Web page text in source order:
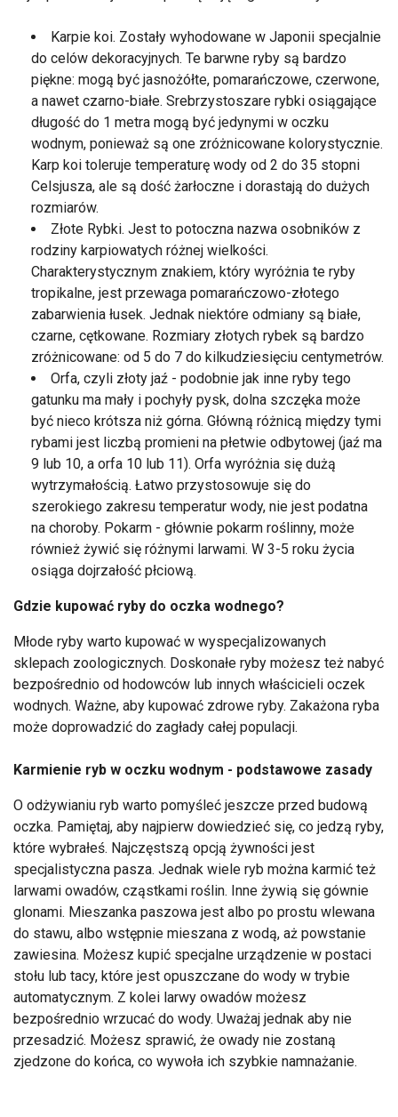
Karpie koi. Zostały wyhodowane w Japonii specjalnie
do celów dekoracyjnych. Te barwne ryby są bardzo
piękne: mogą być jasnożółte, pomarańczowe, czerwone,
a nawet czarno-białe. Srebrzystoszare rybki osiągające
długość do 1 metra mogą być jedynymi w oczku
wodnym, ponieważ są one zróżnicowane kolorystycznie.
Karp koi toleruje temperaturę wody od 2 do 35 stopni
Celsjusza, ale są dość żarłoczne i dorastają do dużych
rozmiarów.
Złote Rybki. Jest to potoczna nazwa osobników z
rodziny karpiowatych różnej wielkości.
Charakterystycznym znakiem, który wyróżnia te ryby
tropikalne, jest przewaga pomarańczowo-złotego
zabarwienia łusek. Jednak niektóre odmiany są białe,
czarne, cętkowane. Rozmiary złotych rybek są bardzo
zróżnicowane: od 5 do 7 do kilkudziesięciu centymetrów.
Orfa, czyli złoty jaź - podobnie jak inne ryby tego
gatunku ma mały i pochyły pysk, dolna szczęka może
być nieco krótsza niż górna. Główną różnicą między tymi
rybami jest liczbą promieni na płetwie odbytowej (jaź ma
9 lub 10, a orfa 10 lub 11). Orfa wyróżnia się dużą
wytrzymałością. Łatwo przystosowuje się do
szerokiego zakresu temperatur wody, nie jest podatna
na choroby. Pokarm - głównie pokarm roślinny, może
również żywić się różnymi larwami. W 3-5 roku życia
osiąga dojrzałość płciową.
Gdzie kupować ryby do oczka wodnego?
Młode ryby warto kupować w wyspecjalizowanych
sklepach zoologicznych. Doskonałe ryby możesz też nabyć
bezpośrednio od hodowców lub innych właścicieli oczek
wodnych. Ważne, aby kupować zdrowe ryby. Zakażona ryba
może doprowadzić do zagłady całej populacji.
Karmienie ryb w oczku wodnym - podstawowe zasady
O odżywianiu ryb warto pomyśleć jeszcze przed budową
oczka. Pamiętaj, aby najpierw dowiedzieć się, co jedzą ryby,
które wybrałeś. Najczęstszą opcją żywności jest
specjalistyczna pasza. Jednak wiele ryb można karmić też
larwami owadów, cząstkami roślin. Inne żywią się gównie
glonami. Mieszanka paszowa jest albo po prostu wlewana
do stawu, albo wstępnie mieszana z wodą, aż powstanie
zawiesina. Możesz kupić specjalne urządzenie w postaci
stołu lub tacy, które jest opuszczane do wody w trybie
automatycznym. Z kolei larwy owadów możesz
bezpośrednio wrzucać do wody. Uważaj jednak aby nie
przesadzić. Możesz sprawić, że owady nie zostaną
zjedzone do końca, co wywoła ich szybkie namnażanie.